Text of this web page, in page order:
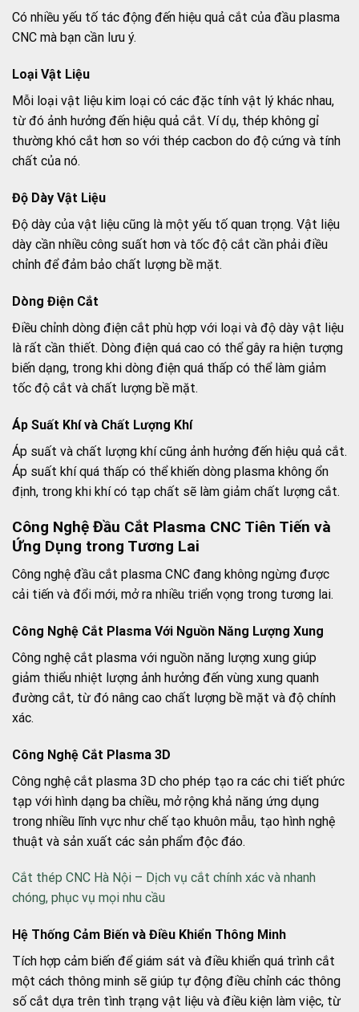
Có nhiều yếu tố tác động đến hiệu quả cắt của đầu plasma
CNC mà bạn cần lưu ý.
Loại Vật Liệu
Mỗi loại vật liệu kim loại có các đặc tính vật lý khác nhau,
từ đó ảnh hưởng đến hiệu quả cắt. Ví dụ, thép không gỉ
thường khó cắt hơn so với thép cacbon do độ cứng và tính
chất của nó.
Độ Dày Vật Liệu
Độ dày của vật liệu cũng là một yếu tố quan trọng. Vật liệu
dày cần nhiều công suất hơn và tốc độ cắt cần phải điều
chỉnh để đảm bảo chất lượng bề mặt.
Dòng Điện Cắt
Điều chỉnh dòng điện cắt phù hợp với loại và độ dày vật liệu
là rất cần thiết. Dòng điện quá cao có thể gây ra hiện tượng
biến dạng, trong khi dòng điện quá thấp có thể làm giảm
tốc độ cắt và chất lượng bề mặt.
Áp Suất Khí và Chất Lượng Khí
Áp suất và chất lượng khí cũng ảnh hưởng đến hiệu quả cắt.
Áp suất khí quá thấp có thể khiến dòng plasma không ổn
định, trong khi khí có tạp chất sẽ làm giảm chất lượng cắt.
Công Nghệ Đầu Cắt Plasma CNC Tiên Tiến và
Ứng Dụng trong Tương Lai
Công nghệ đầu cắt plasma CNC đang không ngừng được
cải tiến và đổi mới, mở ra nhiều triển vọng trong tương lai.
Công Nghệ Cắt Plasma Với Nguồn Năng Lượng Xung
Công nghệ cắt plasma với nguồn năng lượng xung giúp
giảm thiểu nhiệt lượng ảnh hưởng đến vùng xung quanh
đường cắt, từ đó nâng cao chất lượng bề mặt và độ chính
xác.
Công Nghệ Cắt Plasma 3D
Công nghệ cắt plasma 3D cho phép tạo ra các chi tiết phức
tạp với hình dạng ba chiều, mở rộng khả năng ứng dụng
trong nhiều lĩnh vực như chế tạo khuôn mẫu, tạo hình nghệ
thuật và sản xuất các sản phẩm độc đáo.
Cắt thép CNC Hà Nội – Dịch vụ cắt chính xác và nhanh
chóng, phục vụ mọi nhu cầu
Hệ Thống Cảm Biến và Điều Khiển Thông Minh
Tích hợp cảm biến để giám sát và điều khiển quá trình cắt
một cách thông minh sẽ giúp tự động điều chỉnh các thông
số cắt dựa trên tình trạng vật liệu và điều kiện làm việc, từ